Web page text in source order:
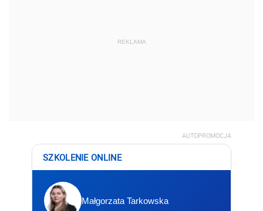
REKLAMA
AUTOPROMOCJA
SZKOLENIE ONLINE
Małgorzata Tarkowska